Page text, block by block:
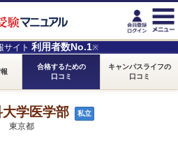
サイト 利用者数No.1※
合格するための
口コミ
キャンパスライフの
口コミ
大学医学部 私立
東京都